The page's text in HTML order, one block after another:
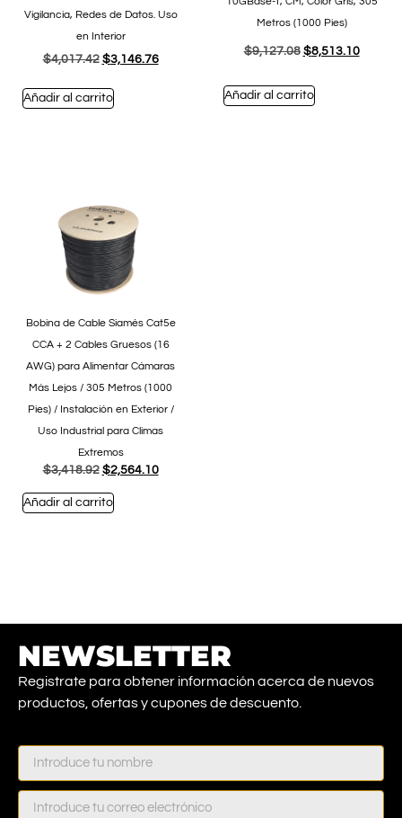
Vigilancia, Redes de Datos. Uso
en Interior
$4,017.42 $3,146.76
Añadir al carrito
Metros (1000 Pies)
$9,127.08 $8,513.10
Añadir al carrito
Bobina de Cable Siamés Cat5e
CCA + 2 Cables Gruesos (16
AWG) para Alimentar Cámaras
Más Lejos / 305 Metros (1000
Pies) / Instalación en Exterior /
Uso Industrial para Climas
Extremos
$3,418.92 $2,564.10
Añadir al carrito
NEWSLETTER
Registrate para obtener información acerca de nuevos
productos, ofertas y cupones de descuento.